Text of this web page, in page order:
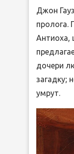
Джон
пролога.
Антиоха,
дочери
загадку;
умрут.